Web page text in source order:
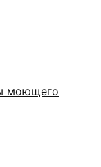
моющего